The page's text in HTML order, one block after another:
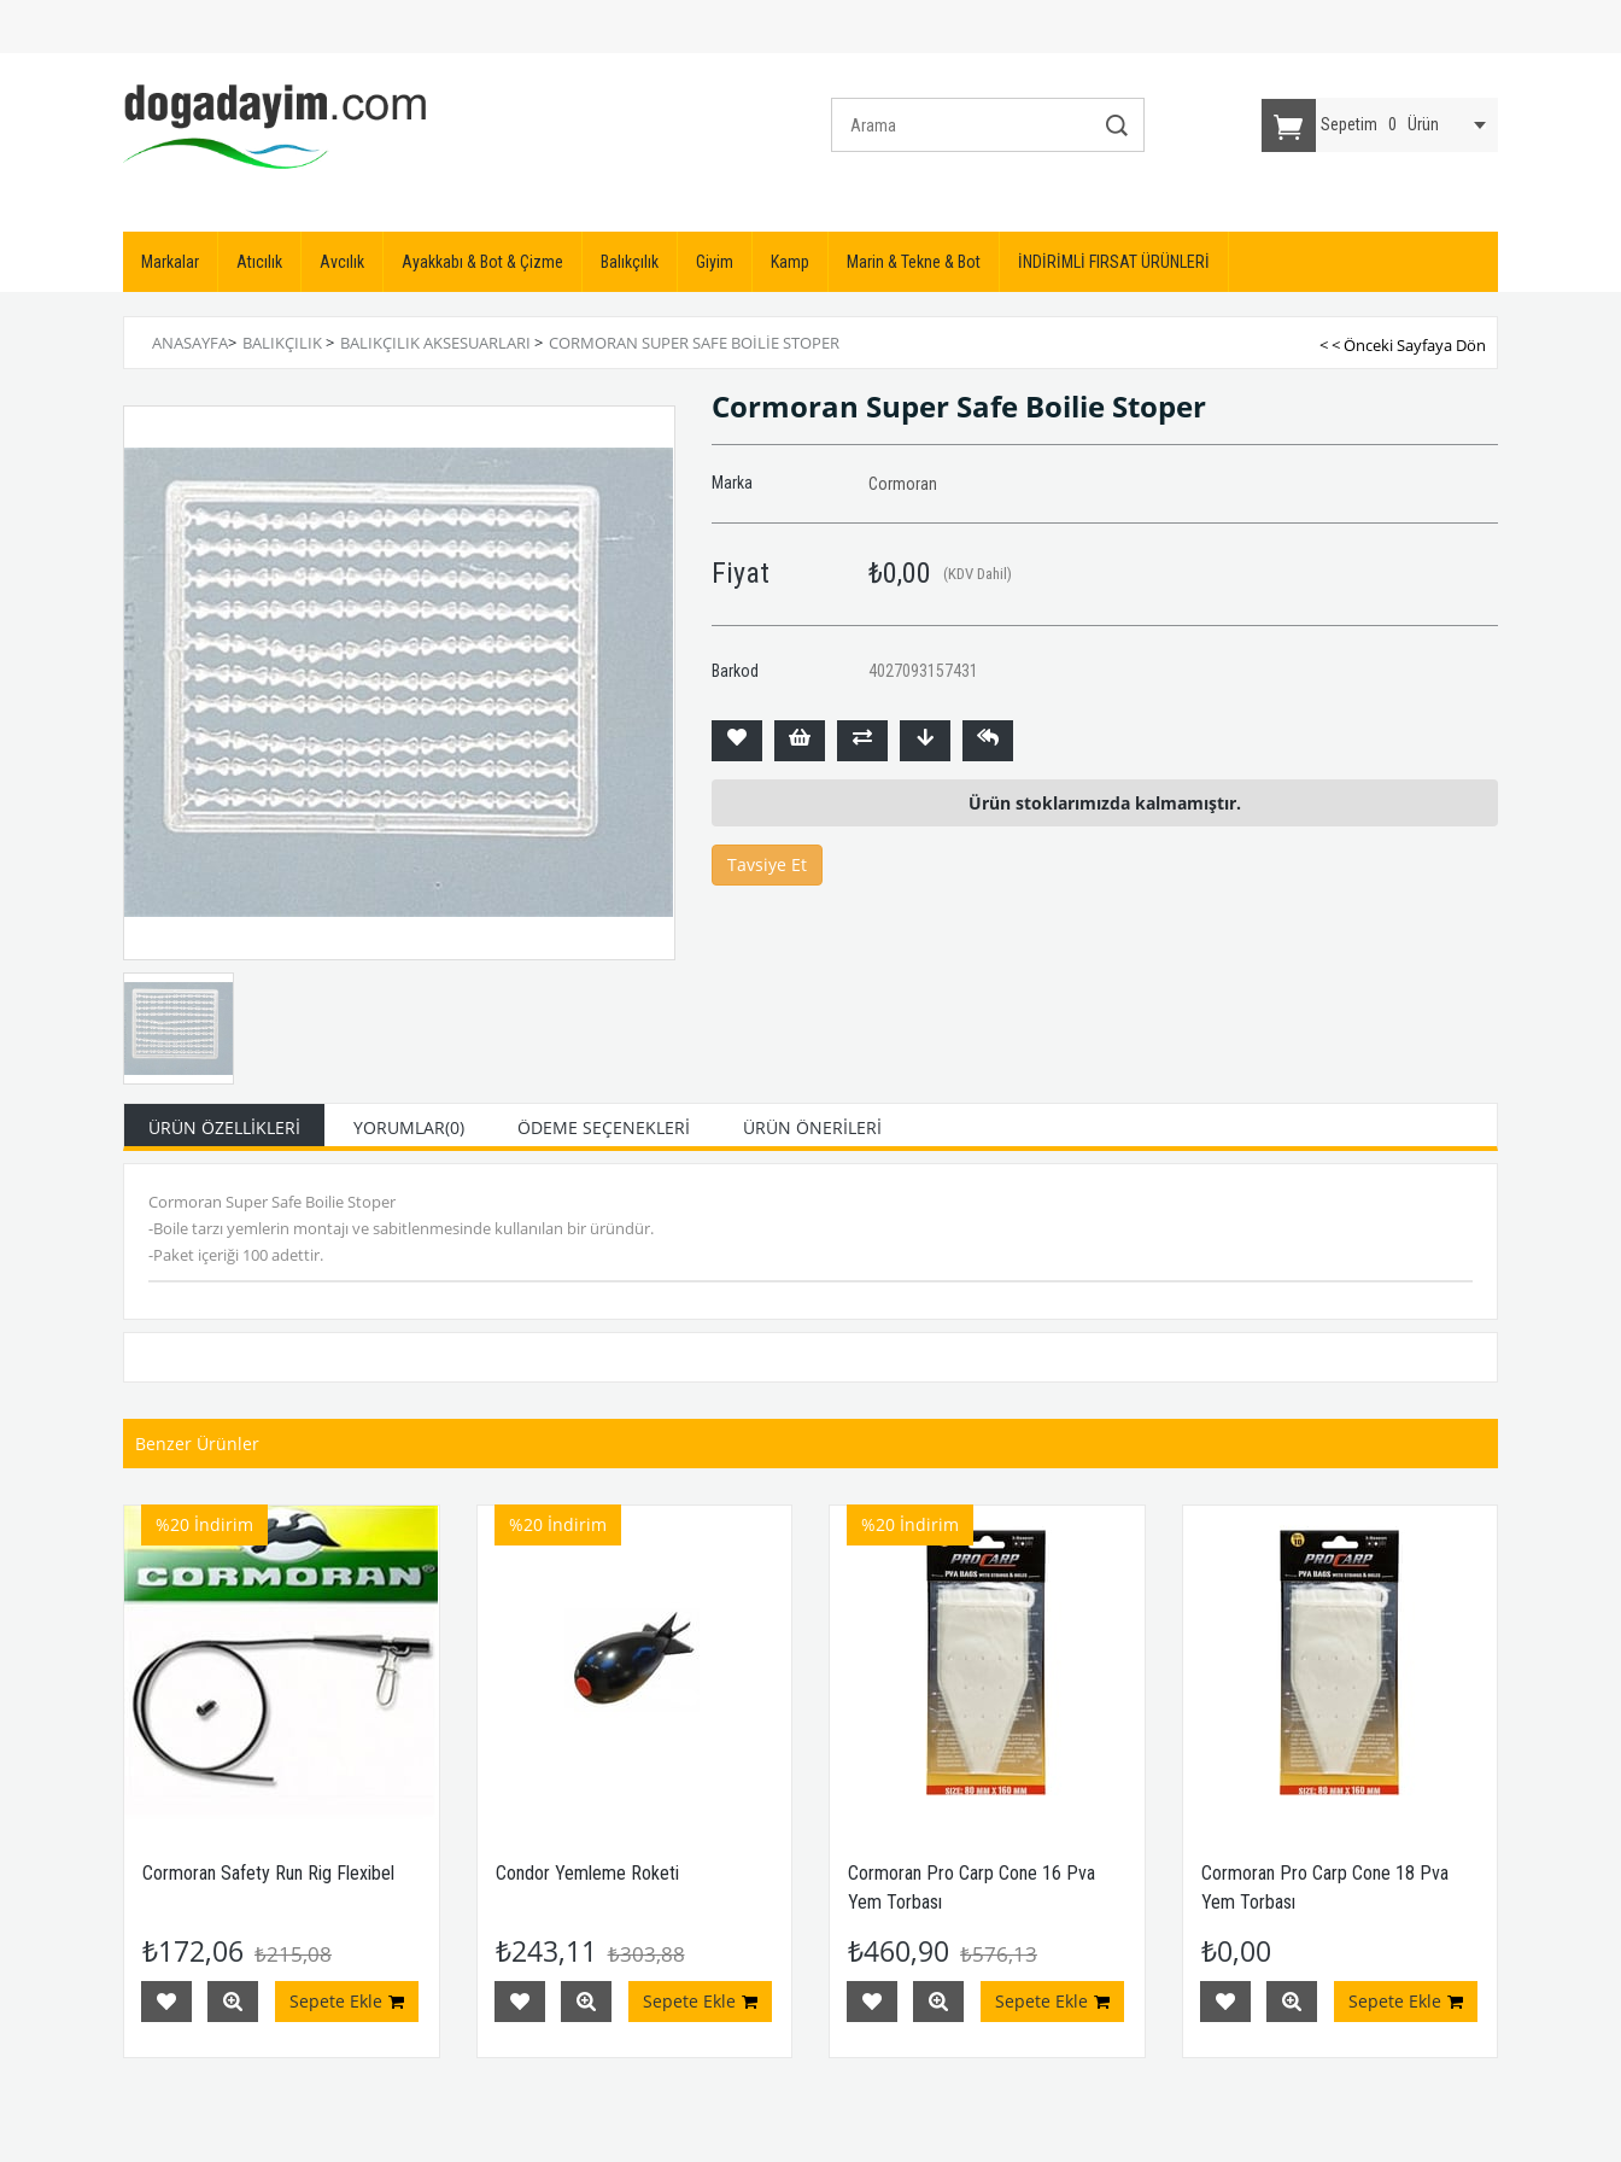
Sepetim 0 Ürün
Markalar Atıcılık Avcılık Ayakkabı & Bot & Çizme Balıkçılık Giyim Kamp Marin & Tekne & Bot İNDİRİMLİ FIRSAT ÜRÜNLERİ
ANASAYFA> BALIKÇILIK> BALIKÇILIK AKSESUARLARI > CORMORAN SUPER SAFE BOILIE STOPER < < Önceki Sayfaya Dön
Cormoran Super Safe Boilie Stoper
Marka Cormoran
Fiyat ₺0,00 (KDV Dahil)
Barkod 4027093157431
Ürün stoklarımızda kalmamıştır.
Tavsiye Et
ÜRÜN ÖZELLIKLERI YORUMLAR(0) ÖDEME SEÇENEKLERI ÜRÜN ÖNERILERI
Cormoran Super Safe Boilie Stoper
-Boile tarzı yemlerin montajı ve sabitlenmesinde kullanılan bir üründür.
-Paket içeriği 100 adettir.
Benzer Ürünler
Cormoran Safety Run Rig Flexibel
₺172,06 ₺215,08
Sepete Ekle
%20 İndirim
Condor Yemleme Roketi
₺243,11 ₺303,88
Sepete Ekle
%20 İndirim
Cormoran Pro Carp Cone 16 Pva
Yem Torbası
₺460,90 ₺576,13
Sepete Ekle
%20 İndirim
Cormoran Pro Carp Cone 18 Pva
Yem Torbası
₺0,00
Sepete Ekle